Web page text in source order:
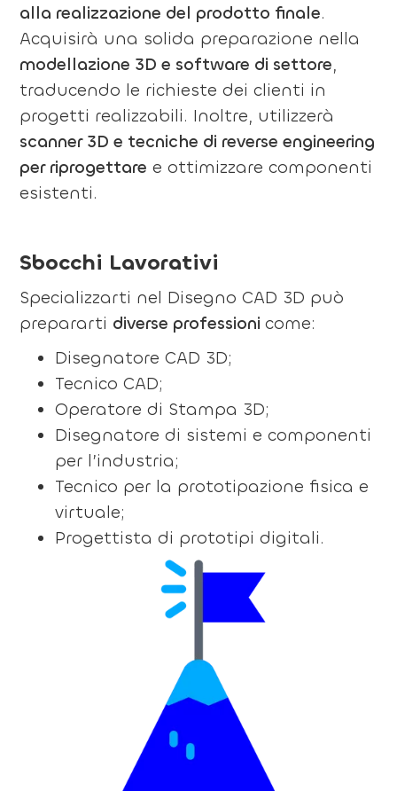
alla realizzazione del prodotto finale.
Acquisirà una solida preparazione nella
modellazione 3D e software di settore,
traducendo le richieste dei clienti in
progetti realizzabili. Inoltre, utilizzerà
scanner 3D e tecniche di reverse engineering
per riprogettare e ottimizzare componenti
esistenti.
Sbocchi Lavorativi
Specializzarti nel Disegno CAD 3D può
prepararti diverse professioni come:
Disegnatore CAD 3D;
Tecnico CAD;
Operatore di Stampa 3D;
Disegnatore di sistemi e componenti
per l’industria;
Tecnico per la prototipazione fisica e
virtuale;
Progettista di prototipi digitali.